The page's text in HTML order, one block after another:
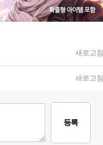
새로고침
새로고침
등록